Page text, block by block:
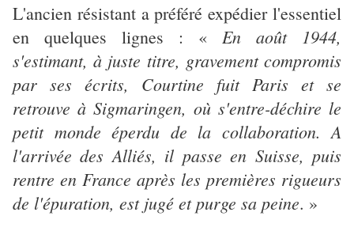
L'ancien résistant a préféré expédier l'essentiel
en quelques lignes : « En août 1944,
s'estimant, à juste titre, gravement compromis
par ses écrits, Courtine fuit Paris et se
retrouve à Sigmaringen, où s'entre-déchire le
petit monde éperdu de la collaboration. A
l'arrivée des Alliés, il passe en Suisse, puis
rentre en France après les premières rigueurs
de l'épuration, est jugé et purge sa peine. »